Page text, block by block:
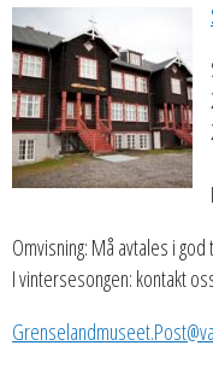
Omvisning: Må avtales i
I vintersesongen: kontakt